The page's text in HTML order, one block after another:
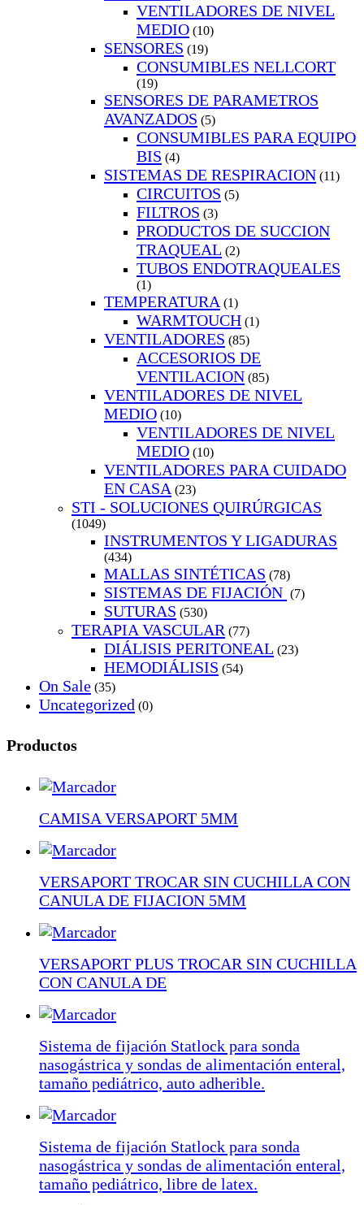
VENTILADORES DE NIVEL
MEDIO (10)
SENSORES (19)
CONSUMIBLES NELLCORT
(19)
SENSORES DE PARAMETROS
AVANZADOS (5)
CONSUMIBLES PARA EQUIPO
BIS (4)
SISTEMAS DE RESPIRACION (11)
CIRCUITOS (5)
FILTROS (3)
PRODUCTOS DE SUCCION
TRAQUEAL (2)
TUBOS ENDOTRAQUEALES
(1)
TEMPERATURA (1)
WARMTOUCH (1)
VENTILADORES (85)
ACCESORIOS DE
VENTILACION (85)
VENTILADORES DE NIVEL
MEDIO (10)
VENTILADORES DE NIVEL
MEDIO (10)
VENTILADORES PARA CUIDADO
EN CASA (23)
STI - SOLUCIONES QUIRÚRGICAS
(1049)
INSTRUMENTOS Y LIGADURAS
(434)
MALLAS SINTÉTICAS (78)
SISTEMAS DE FIJACIÓN (7)
SUTURAS (530)
TERAPIA VASCULAR (77)
DIÁLISIS PERITONEAL (23)
HEMODIÁLISIS (54)
On Sale (35)
Uncategorized (0)
Productos
CAMISA VERSAPORT 5MM
VERSAPORT TROCAR SIN CUCHILLA CON
CANULA DE FIJACION 5MM
VERSAPORT PLUS TROCAR SIN CUCHILLA
CON CANULA DE
Sistema de fijación Statlock para sonda
nasogástrica y sondas de alimentación enteral,
tamaño pediátrico, auto adherible.
Sistema de fijación Statlock para sonda
nasogástrica y sondas de alimentación enteral,
tamaño pediátrico, libre de latex.